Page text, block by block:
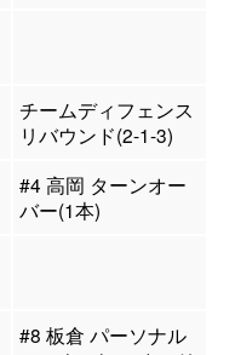
チームディフェンス
リバウンド(2-1-3)
#4 高岡 ターンオー
バー(1本)
#8 板倉 パーソナル